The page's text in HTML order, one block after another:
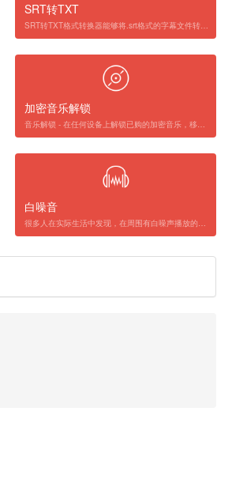
SRT转TXT
SRT转TXT格式转换器能够将.srt格式的字幕文件转换为纯文本(.txt)格式的文件。只需将SRT字幕内容粘贴到文本框中或选取一个SRT文件，它便会自动从字幕中提取出文本内容。之后，您可以复制文本或将其下载为.txt文件以供进一步使用。
加密音乐解锁
音乐解锁 - 在任何设备上解锁已购的加密音乐，移除已购音乐的加密保护。
白噪音
很多人在实际生活中发现，在周围有白噪声播放的情况下，容易获得放松、专注的体验，因此将白噪声用作自己的工作、睡眠的背景乐，以提高工作效率、改善睡眠质量。如果你也喜爱白噪声，这个白噪音在线工具会丰富你的工作或睡眠的播放列表。